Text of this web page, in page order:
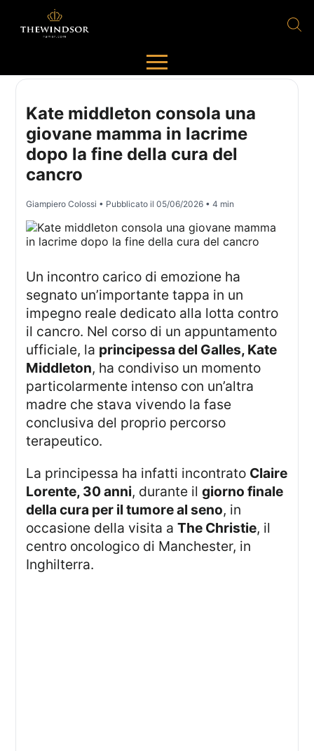
Kate middleton consola una
giovane mamma in lacrime
dopo la fine della cura del
cancro
Giampiero Colossi • Pubblicato il05/06/2026 • 4 min
Un incontro carico di emozione ha
segnato un’importante tappa in un
impegno reale dedicato alla lotta contro
il cancro. Nel corso di un appuntamento
ufficiale, la principessa del Galles, Kate
Middleton, ha condiviso un momento
particolarmente intenso con un’altra
madre che stava vivendo la fase
conclusiva del proprio percorso
terapeutico.
La principessa ha infatti incontrato Claire
Lorente, 30 anni, durante ilgiorno finale
della cura per il tumore al seno, in
occasione della visita aThe Christie, il
centro oncologico di Manchester, in
Inghilterra.